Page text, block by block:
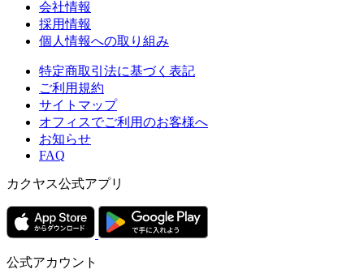
会社情報
採用情報
個人情報への取り組み
特定商取引法に基づく表記
ご利用規約
サイトマップ
オフィスでご利用のお客様へ
お知らせ
FAQ
カクヤス公式アプリ
公式アカウント